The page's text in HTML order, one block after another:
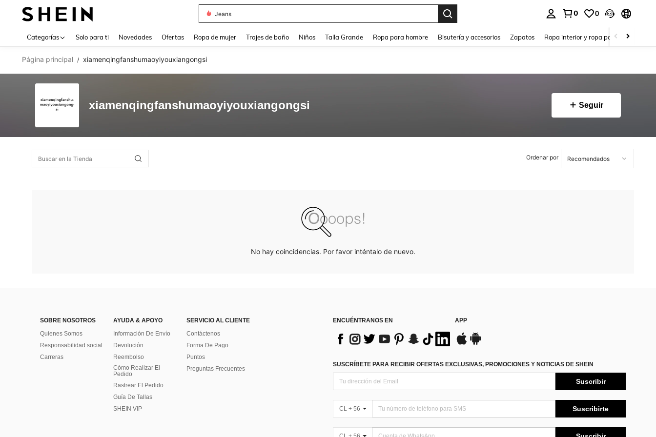
Jeans
0 0
Categorías Solo para ti Novedades Ofertas Ropa de mujer Trajes de baño Niños Talla Grande Ropa para hombre Bisutería y accesorios Zapatos Ropa interior y ropa para dormir
Página principal / xiamenqingfanshumaoyiyouxiangongsi
xiamenqingfanshumaoyiyouxiangongsi Seguir
Ordenar por
No hay coincidencias. Por favor inténtalo de nuevo.
SOBRE NOSOTROS
Quienes Somos
Responsabilidad social
Carreras
AYUDA & APOYO
Información De Envío
Devolución
Reembolso
Cómo Realizar El
Pedido
Rastrear El Pedido
Guía De Tallas
SHEIN VIP
SERVICIO AL CLIENTE
Contáctenos
Forma De Pago
Puntos
Preguntas Frecuentes
ENCUÉNTRANOS EN APP
SUSCRÍBETE PARA RECIBIR OFERTAS EXCLUSIVAS, PROMOCIONES Y NOTICIAS DE SHEIN
Suscribir
CL + 56 Suscribirte